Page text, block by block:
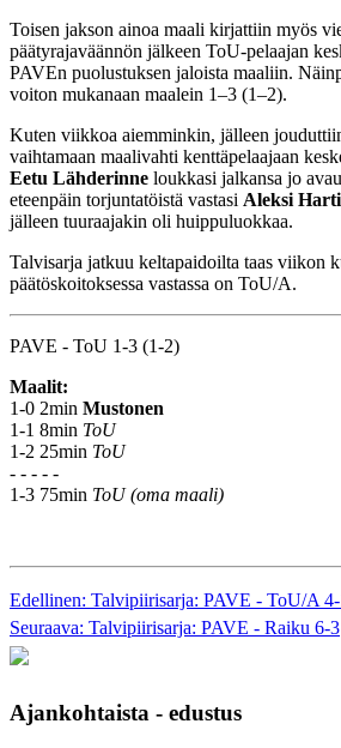
Toisen jakson ainoa maali kirjattiin myös
päätyrajaväännön jälkeen ToU-pelaajan
PAVEn puolustuksen jaloista maaliin.
voiton mukanaan maalein 1–3 (1–2).
Kuten viikkoa aiemminkin, jälleen
vaihtamaan maalivahti kenttäpelaajaan
Eetu Lähderinne loukkasi jalkansa jo
eteenpäin torjuntatöistä vastasi Aleksi
jälleen tuuraajakin oli huippuluokkaa.
Talvisarja jatkuu keltapaidoilta taas viikon
päätöskoitoksessa vastassa on ToU/A.
PAVE - ToU 1-3 (1-2)
Maalit:
1-0 2min Mustonen
1-1 8min ToU
1-2 25min ToU
- - - - -
1-3 75min ToU (oma maali)
Edellinen: Talvipiirisarja: PAVE - ToU/A 4-
Seuraava: Talvipiirisarja: PAVE - Raiku 6-3
Ajankohtaista - edustus